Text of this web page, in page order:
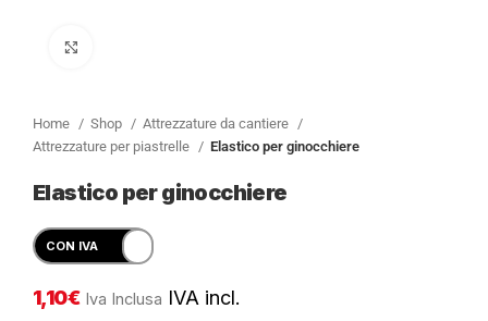
Home Shop
Attrezzature da cantiere
Attrezzature per piastrelle
Elastico per ginocchiere
Elastico per ginocchiere
1,10€ Iva Inclusa IVA incl.